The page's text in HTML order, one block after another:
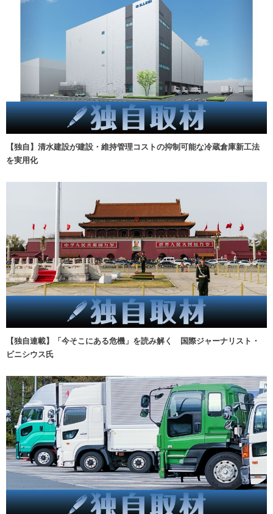
【独自】清水建設が建設・維持管理コストの抑制可能な冷蔵倉庫新工法
を実用化
【独自連載】「今そこにある危機」を読み解く 国際ジャーナリスト・
ビニシウス氏